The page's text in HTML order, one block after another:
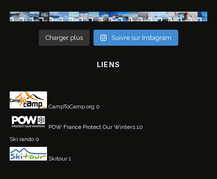
Charger plus Suivre sur Instagram
LIENS
CampToCamp.org 0
POW France Protect Our Winters 10
Ski rando 0
Skitour1